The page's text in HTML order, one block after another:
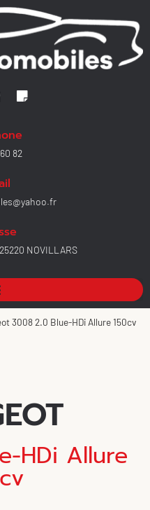
82
NOVILLARS
3008 2.0 Blue-HDi Allure 150cv
HDi Allure